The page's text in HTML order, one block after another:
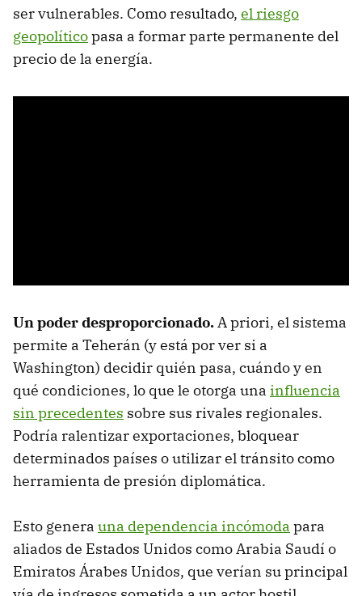
ser vulnerables. Como resultado, el riesgo
geopolíticopasa a formar parte permanente del
precio de la energía.
Un poder desproporcionado.A priori, el sistema
permite a Teherán (y está por ver si a
Washington) decidir quién pasa, cuándo y en
qué condiciones, lo que le otorga una influencia
sin precedentes sobre sus rivales regionales.
Podría ralentizar exportaciones, bloquear
determinados países o utilizar el tránsito como
herramienta de presión diplomática.
Esto genera una dependencia incómoda para
aliados de Estados Unidos como Arabia Saudí o
Emiratos Árabes Unidos, que verían su principal